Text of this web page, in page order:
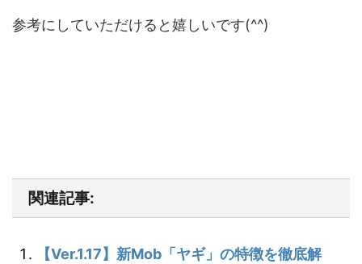
参考にしていただけると嬉しいです(^^)
関連記事:
【Ver.1.17】新Mob「ヤギ」の特徴を徹底解